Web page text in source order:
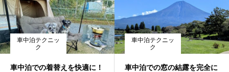
車中泊テクニッ
ク
車中泊での着替えを快適に！
車中泊テクニッ
ク
車中泊での窓の結露を完全に